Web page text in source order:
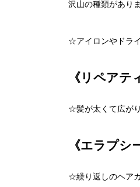
沢山の種類があり
☆アイロンやドラ
《リペア
☆髪が太くて広が
《エラプ
☆繰り返しのヘア